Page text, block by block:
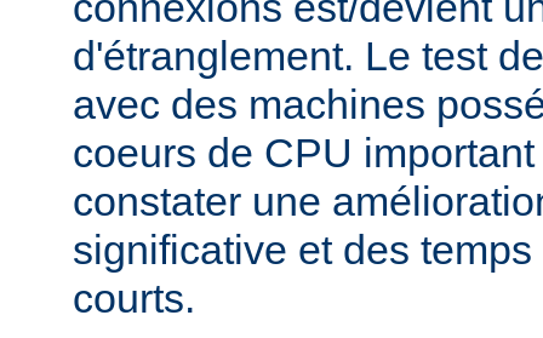
d'étranglement. Le test
avec des machines
coeurs de CPU
constater une
significative et des
courts.